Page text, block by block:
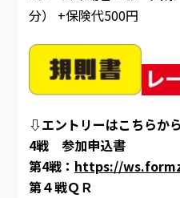
分） +保険代500円
⇩エントリーはこちらから
4戦 参加申込書
第4戦： https://
第４戦ＱＲ